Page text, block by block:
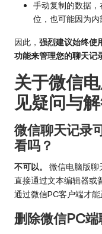
手动复制的数据
位，也可能因为内
因此， 强烈建议始终使
功能来管理您的聊天记
关于微信
见疑问与
微信聊天记录
看吗？
不可以。
微信电脑版聊
直接通过文本编辑器或
通过微信PC客户端才能
删除微信PC端